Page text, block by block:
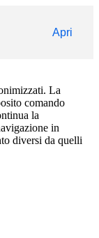
Apri
La
comando
la
in
diversi da quelli